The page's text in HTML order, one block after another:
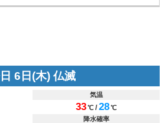
6日(木) 仏滅
気温
33℃ /28℃
降水確率